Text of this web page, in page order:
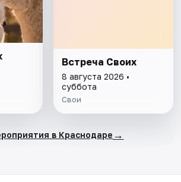
Встреча Своих
8 августа 2026 •
суббота
Свои
в Краснодаре →